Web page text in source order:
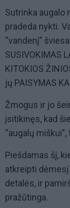
Sutrinka augalo
pradeda nykti.
“vandenį”
SUSIVOKIMAS
KITOKIOS
jų PAISYMAS
Žmogus ir jo
įsitikinęs, kad
“augalų
Piešdamas šį,
atkreipti
detalės, ir
pražūtinga.